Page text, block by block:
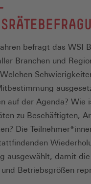
befragt das WSI
Branchen und
auf der Agenda? Wie
zu Beschäftigten,
Die
ausgewählt, damit
Betriebsgrößen